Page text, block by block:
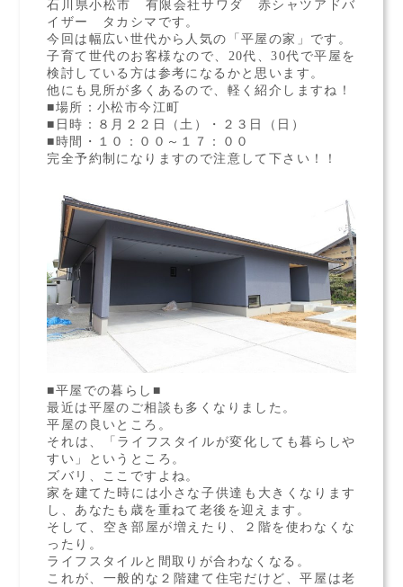
石川県小松市 有限会社サワダ 赤シャツアドバ
イザー タカシマです。
今回は幅広い世代から人気の「平屋の家」です。
子育て世代のお客様なので、20代、30代で平屋を
検討している方は参考になるかと思います。
他にも見所が多くあるので、軽く紹介しますね！
■場所：小松市今江町
■日時：８月２２日（土）・２３日（日）
■時間・１０：００～１７：００
完全予約制になりますので注意して下さい！！
■平屋での暮らし■
最近は平屋のご相談も多くなりました。
平屋の良いところ。
それは、「ライフスタイルが変化しても暮らしや
すい」というところ。
ズバリ、ここですよね。
家を建てた時には小さな子供達も大きくなります
し、あなたも歳を重ねて老後を迎えます。
そして、空き部屋が増えたり、２階を使わなくな
ったり。
ライフスタイルと間取りが合わなくなる。
これが、一般的な２階建て住宅だけど、平屋は老